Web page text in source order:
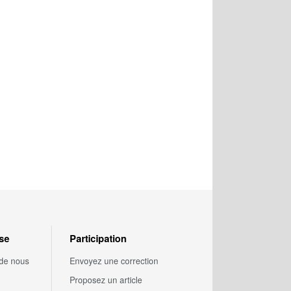
nous
Participation
Envoyez une correction
Proposez un article